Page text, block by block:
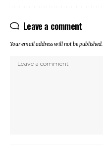
Leave a comment
Your email address will not be published.